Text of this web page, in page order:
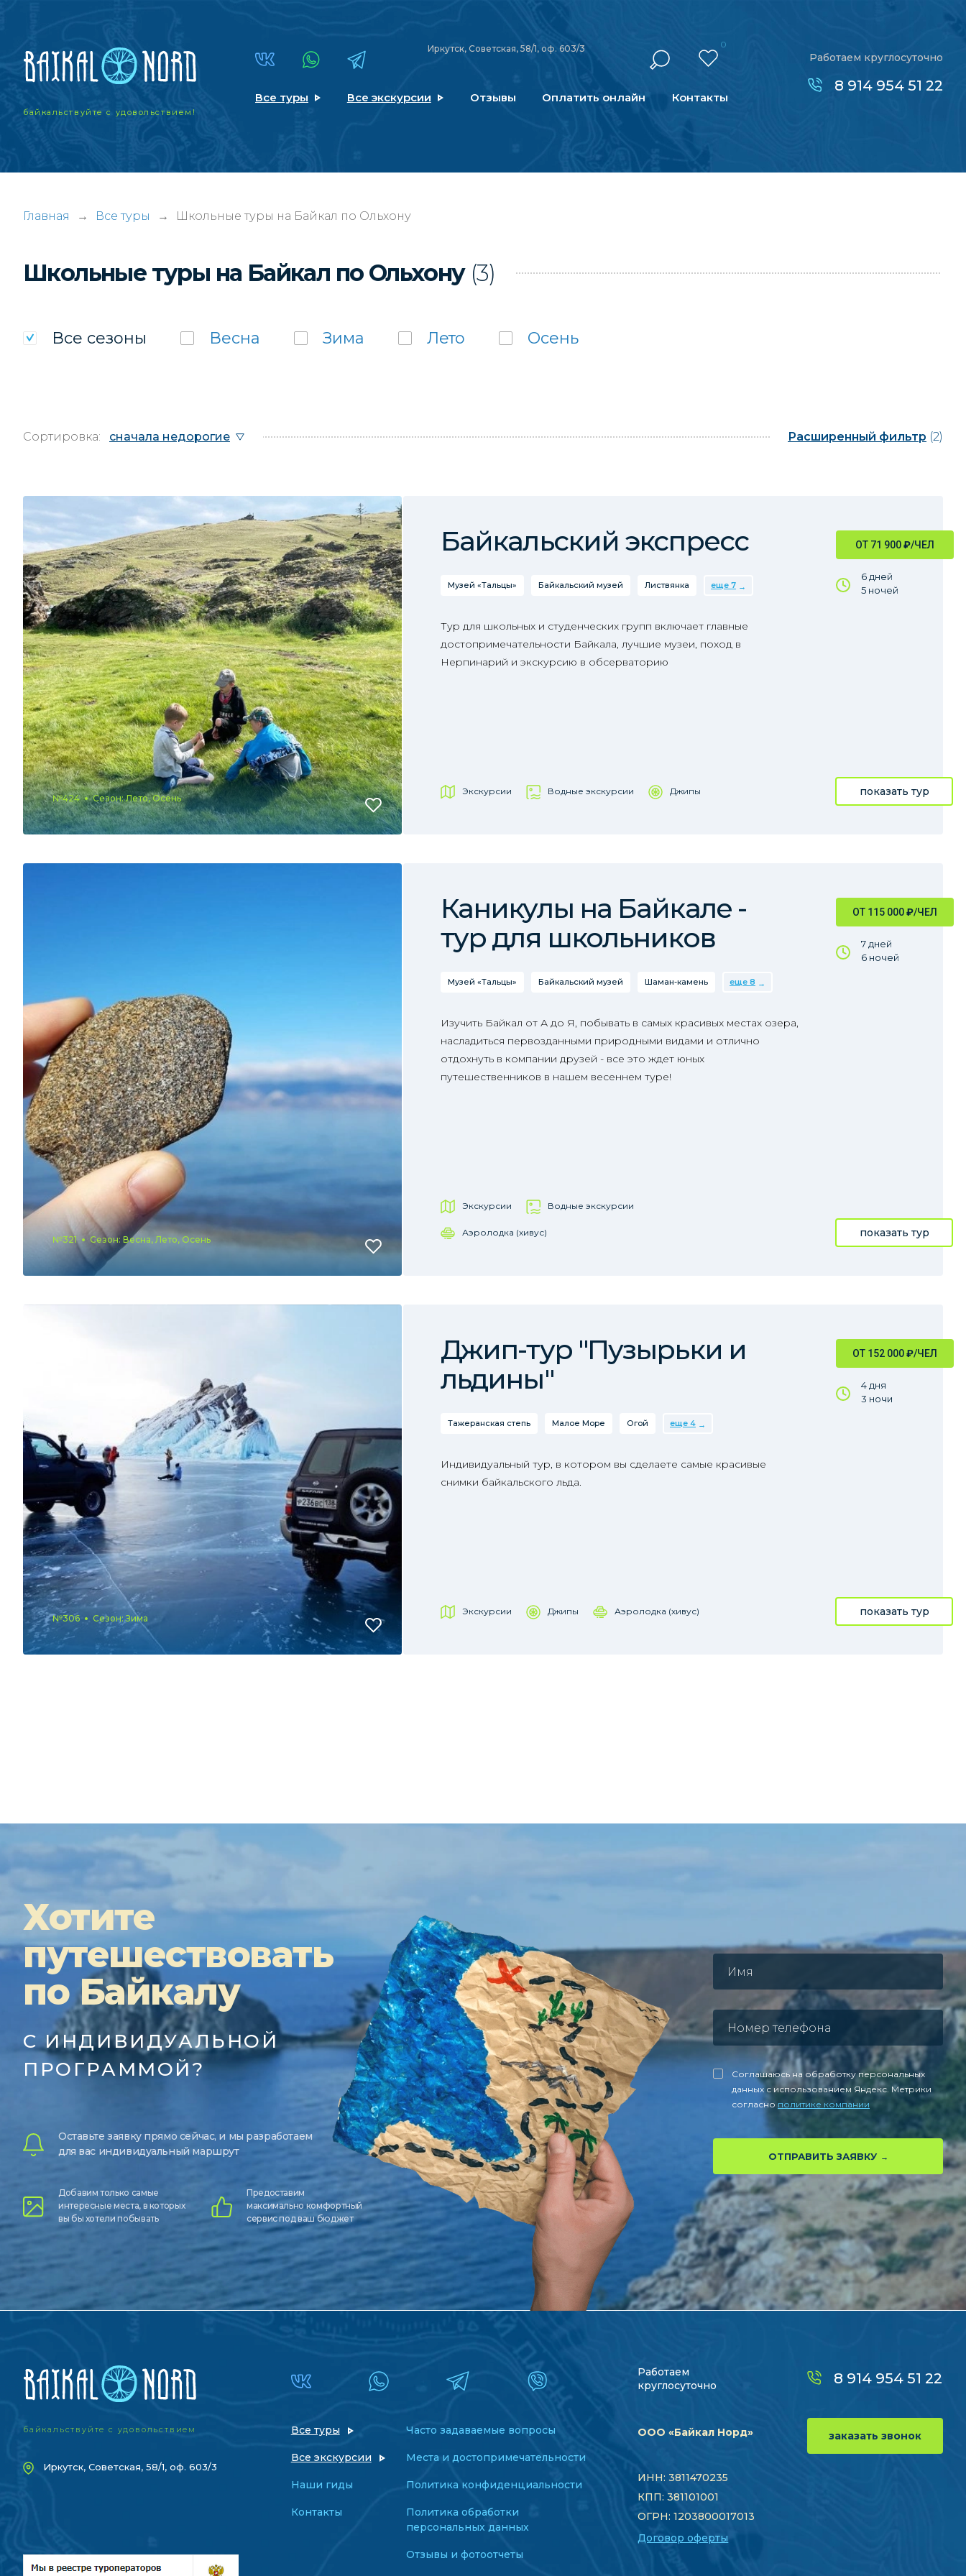
байкальствуйтес удовольствием!
Иркутск, Советская, 58/1, оф. 603/3 0
Все туры Все экскурсии Отзывы Оплатить онлайн Контакты
Работаем круглосуточно
8 914 954 51 22
Главная → Все туры → Школьные туры на Байкал по Ольхону
Школьные туры на Байкал по Ольхону (3)
Все сезоны Весна Зима Лето Осень
Сортировка: сначала недорогие Расширенный фильтр (2)
№424 Сезон: Лето, Осень
ОТ 71 900₽/ЧЕЛ
6 дней
5 ночей
Байкальский экспресс
Музей «Тальцы» Байкальский музей Листвянка еще 7
Тур для школьных и студенческих групп включает главные
достопримечательности Байкала, лучшие музеи, поход в
Нерпинарий и экскурсию в обсерваторию
Экскурсии Водные экскурсии Джипы показать тур
№321 Сезон: Весна, Лето, Осень
ОТ 115 000₽/ЧЕЛ
7 дней
6 ночей
Каникулы на Байкале -
тур для школьников
Музей «Тальцы» Байкальский музей Шаман-камень еще 8
Изучить Байкал от А до Я, побывать в самых красивых местах озера,
насладиться первозданными природными видами и отлично
отдохнуть в компании друзей - все это ждет юных
путешественников в нашем весеннем туре!
Экскурсии Водные экскурсии
Аэролодка (хивус) показать тур
№306 Сезон: Зима
ОТ 152 000₽/ЧЕЛ
4 дня
3 ночи
Джип-тур "Пузырьки и
льдины"
Тажеранская степь Малое Море Огой еще 4
Индивидуальный тур, в котором вы сделаете самые красивые
снимки байкальского льда.
Экскурсии Джипы Аэролодка (хивус) показать тур
Хотите
путешествовать
по Байкалу
С ИНДИВИДУАЛЬНОЙ
ПРОГРАММОЙ?
Оставьте заявку прямо сейчас, и мы разработаем
для вас индивидуальный маршрут
Добавим только самые
интересные места, в которых
вы бы хотели побывать
Предоставим
максимально комфортный
сервис под ваш бюджет
Соглашаюсь на обработку персональных
данных с использованием Яндекс. Метрики
согласно политике компании
ОТПРАВИТЬ ЗАЯВКУ
байкальствуйте с удовольствием
Иркутск, Советская, 58/1, оф. 603/3
Все туры
Все экскурсии
Наши гиды
Контакты
Часто задаваемые вопросы
Места и достопримечательности
Политика конфиденциальности
Политика обработки
персональных данных
Отзывы и фотоотчеты
Работаем
круглосуточно
ООО «Байкал Норд»
ИНН: 3811470235
КПП: 381101001
ОГРН: 1203800017013
Договор оферты
8 914 954 51 22
заказать звонок